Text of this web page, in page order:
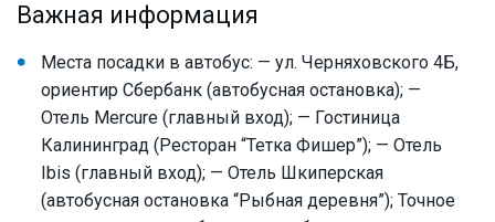
Важная информация
Места посадки в автобус: — ул. Черняховского 4Б,
ориентир Сбербанк (автобусная остановка); —
Отель Mercure (главный вход); — Гостиница
Калининград (Ресторан “Тетка Фишер”); — Отель
Ibis (главный вход); — Отель Шкиперская
(автобусная остановка “Рыбная деревня”); Точное